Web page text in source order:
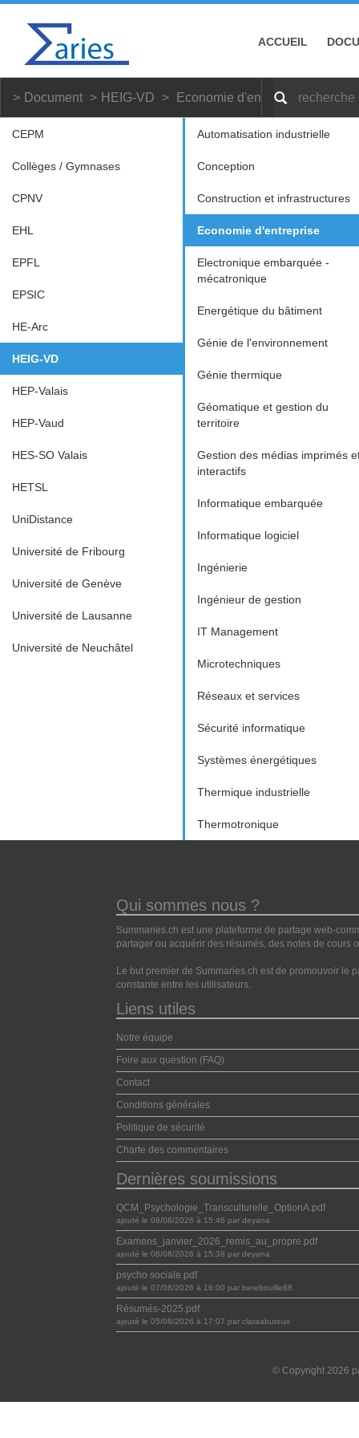
ACCUEIL
Document HEIG-VD Economie d'entreprise
CEPM
Collèges / Gymnases
CPNV
EHL
EPFL
EPSIC
HE-Arc
HEIG-VD
HEP-Valais
HEP-Vaud
HES-SO Valais
HETSL
UniDistance
Université de Fribourg
Université de Genève
Université de Lausanne
Université de Neuchâtel
Automatisation industrielle
Conception
Construction et infrastructures
Economie d'entreprise
Electronique embarquée -
mécatronique
Energétique du bâtiment
Génie de l'environnement
Génie thermique
Géomatique et gestion du
territoire
Gestion des médias imprimés
interactifs
Informatique embarquée
Informatique logiciel
Ingénierie
Ingénieur de gestion
IT Management
Microtechniques
Réseaux et services
Sécurité informatique
Systèmes énergétiques
Thermique industrielle
Thermotronique
Qui sommes nous ?
Summaries.ch est une plateforme de partage web-
partager ou acquérir des résumés, des notes de cours
Le but premier de Summaries.ch est de promouvoir le
constante entre les utilisateurs.
Liens utiles
Notre équipe
Foire aux question (FAQ)
Contact
Conditions générales
Politique de sécurité
Charte des commentaires
Dernières soumissions
QCM_Psychologie_Transculturelle_OptionA.pdf
ajouté le 08/08/2026 à 15:46 par deyana
Examens_janvier_2026_remis_au_propre.pdf
ajouté le 08/08/2026 à 15:38 par deyana
psycho sociale.pdf
ajouté le 07/08/2026 à 16:00 par berebouille88
Résumés-2025.pdf
ajouté le 05/08/2026 à 17:07 par claraabuteux
© Copyright 2026